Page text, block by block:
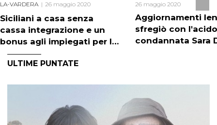
Siciliani a casa senza
cassa integrazione e un
bonus agli impiegati per le
pratiche?
LA-VARDERA 26 maggio 2020
Aggiornamenti
sfregiò con
condannata Sara
26 maggio 2020
ULTIME PUNTATE